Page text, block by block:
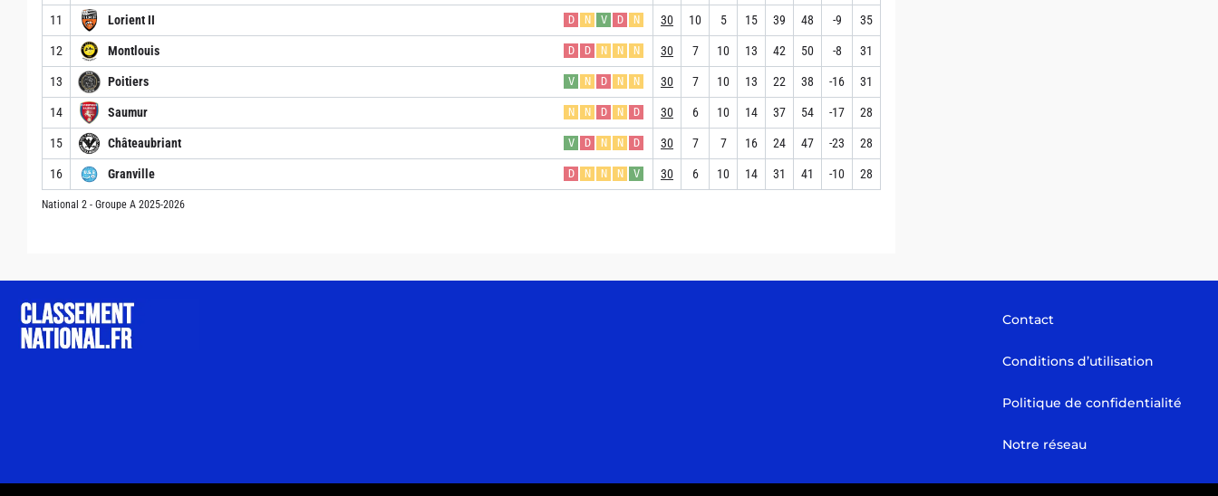
11 Lorient II D N V D N 30 10 5 15 39 48 -9 35
12 Montlouis D D N N N 30 7 10 13 42 50 -8 31
13 Poitiers V N D N N 30 7 10 13 22 38 -16 31
14 Saumur N N D N D 30 6 10 14 37 54 -17 28
15 Châteaubriant V D N N D 30 7 7 16 24 47 -23 28
16 Granville D N N N V 30 6 10 14 31 41 -10 28
National 2 - Groupe A 2025-2026
Contact
Conditions d’utilisation
Politique de confidentialité
Notre réseau